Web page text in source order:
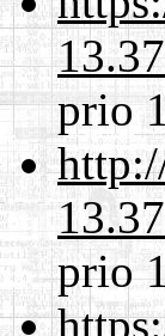
prio
prio